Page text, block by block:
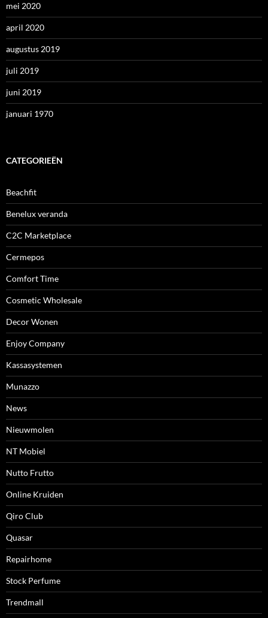
mei 2020
april 2020
augustus 2019
juli 2019
juni 2019
januari 1970
CATEGORIEËN
Beachfit
Benelux veranda
C2C Marketplace
Cermepos
Comfort Time
Cosmetic Wholesale
Decor Wonen
Enjoy Company
Kassasystemen
Munazzo
News
Nieuwmolen
NT Mobiel
Nutto Frutto
Online Kruiden
Qiro Club
Quasar
Repairhome
Stock Perfume
Trendmall